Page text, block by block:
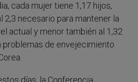
cada mujer tiene 1,17 hijos,
2,3 necesario para mantener la
actual y menor también al 1,32
problemas de envejecimiento
días, la Conferencia